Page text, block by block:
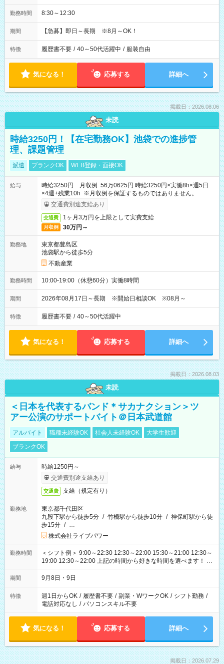
勤務時間 8:30～12:30
期間 【急募】即日～長期 ※8月～OK！
特徴 履歴書不要 / 40～50代活躍中 / 服装自由
気になる！ 応募する 詳細へ
掲載日：2026.08.06
未読
時給3250円！【在宅勤務OK】池袋での進捗管
理、課題管理
派遣 ブランクOK WEB登録・面接OK
給与
時給3250円 月収例 56万0625円 時給3250円×実働8h×週5日
×4週+残業10h ※月収例を保証するものではありません。
交通費別途支給あり
交通費 1ヶ月3万円を上限として実費支給
月収例 30万円～
勤務地
東京都豊島区
池袋駅から徒歩5分
不動産業
勤務時間 10:00-19:00（休憩60分）実働8時間
期間 2026年08月17日～長期 ※開始日相談OK ※08月～
特徴 履歴書不要 / 40～50代活躍中
気になる！ 応募する 詳細へ
掲載日：2026.08.03
未読
＜日本を代表するバンド＊サカナクション＞ツ
アー公演のサポートバイト＠日本武道館
アルバイト 職種未経験OK 社会人未経験OK
大学生歓迎
ブランクOK
給与
時給1250円～
交通費別途支給あり
交通費 支給（規定有り）
勤務地
東京都千代田区
九段下駅から徒歩5分 / 竹橋駅から徒歩10分 / 神保町駅から徒
歩15分 / …
株式会社ライブパワー
勤務時間
＜シフト例＞ 9:00～22:30 12:30～22:00 15:30～21:00 12:30～
19:00 12:30～22:00 上記の時間から好きな時間を選べます！ ※
時間は変更となる可能性があります
期間 9月8日・9日
特徴 週1日からOK / 履歴書不要 / 副業・WワークOK / シフト勤務 /
電話対応なし / パソコンスキル不要
気になる！ 応募する 詳細へ
掲載日：2026.07.29